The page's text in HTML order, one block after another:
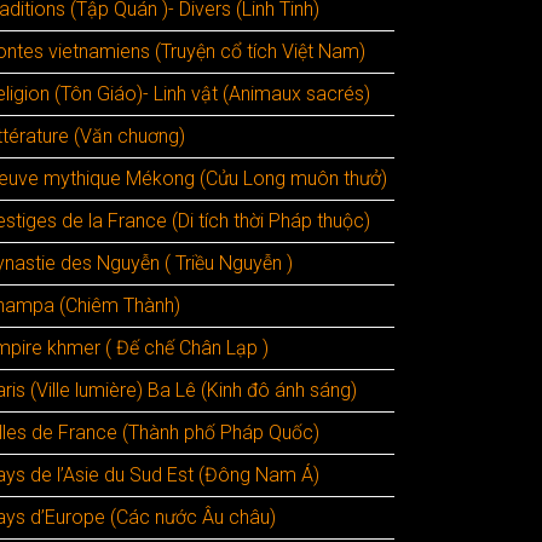
(Tập Quán )- Divers (Linh Tinh)
vietnamiens (Truyện cổ tích Việt Nam)
(Tôn Giáo)- Linh vật (Animaux sacrés)
(Văn chuơng)
mythique Mékong (Cửu Long muôn thưở)
de la France (Di tích thời Pháp thuộc)
des Nguyễn ( Triều Nguyễn )
(Chiêm Thành)
khmer ( Đế chế Chân Lạp )
(Ville lumière) Ba Lê (Kinh đô ánh sáng)
de France (Thành phố Pháp Quốc)
de l’Asie du Sud Est (Đông Nam Á)
d’Europe (Các nước Âu châu)